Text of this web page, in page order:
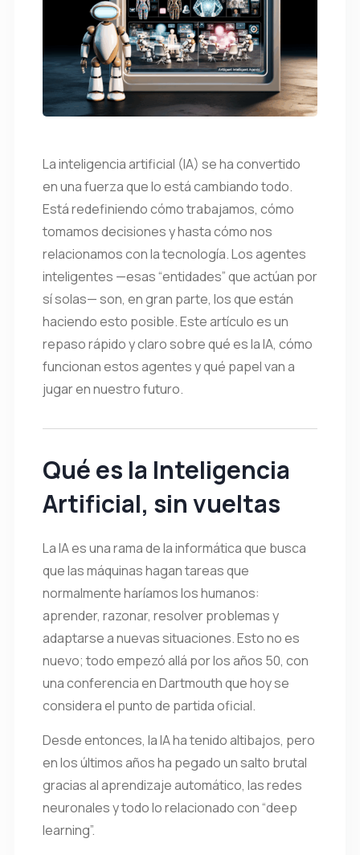
La inteligencia artificial (IA) se ha convertido
en una fuerza que lo está cambiando todo.
Está redefiniendo cómo trabajamos, cómo
tomamos decisiones y hasta cómo nos
relacionamos con la tecnología. Los agentes
inteligentes —esas “entidades” que actúan por
sí solas— son, en gran parte, los que están
haciendo esto posible. Este artículo es un
repaso rápido y claro sobre qué es la IA, cómo
funcionan estos agentes y qué papel van a
jugar en nuestro futuro.
Qué es la Inteligencia
Artificial, sin vueltas
La IA es una rama de la informática que busca
que las máquinas hagan tareas que
normalmente haríamos los humanos:
aprender, razonar, resolver problemas y
adaptarse a nuevas situaciones. Esto no es
nuevo; todo empezó allá por los años 50, con
una conferencia en Dartmouth que hoy se
considera el punto de partida oficial.
Desde entonces, la IA ha tenido altibajos, pero
en los últimos años ha pegado un salto brutal
gracias al aprendizaje automático, las redes
neuronales y todo lo relacionado con “deep
learning”.